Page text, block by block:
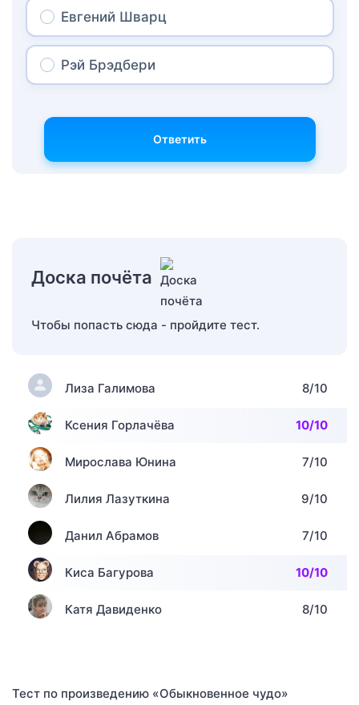
Евгений Шварц
Рэй Брэдбери
Ответить
Доска почёта
Чтобы попасть сюда - пройдите тест.
Лиза Галимова 8/10
Ксения Горлачёва 10/10
Мирослава Юнина 7/10
Лилия Лазуткина 9/10
Данил Абрамов 7/10
Киса Багурова 10/10
Катя Давиденко 8/10
Тест по произведению «Обыкновенное чудо»